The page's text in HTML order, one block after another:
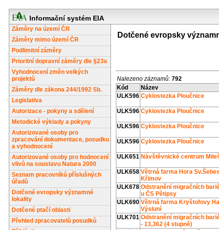
Informační systém EIA
Záměry na území ČR
Záměry mimo území ČR
Podlimitní záměry
Prioritní dopravní záměry dle §23a
Vyhodnocení změn velkých
projektů
Záměry dle zákona 244/1992 Sb.
Legislativa
Autorizace - pokyny a sdělení
Metodické výklady a pokyny
Autorizované osoby pro
zpracování dokumentace, posudku
a vyhodnocení
Autorizované osoby pro hodnocení
vlivů na soustavu Natura 2000
Seznam pracovníků příslušných
úřadů
Dotčené evropsky významné
lokality
Dotčené ptačí oblasti
Přehled zpracovatelů posudků
Dotčené evropsky
Nalezeno záznamů: 792
Kód
Název
ULK596 Cyklostezka Ploučnice
ULK596 Cyklostezka Ploučnice
ULK596 Cyklostezka Ploučnice
ULK596 Cyklostezka Ploučnice
ULK651 Návštěvnické centrum
ULK658 Větrná farma Hora
Křimov
ULK678 Odstranění migračních
u ČS Pětipsy
ULK690 Větrná farma Kryštofovy
Výsluní
ULK701 Odstranění migračních
- 13,362 (4 stupně)